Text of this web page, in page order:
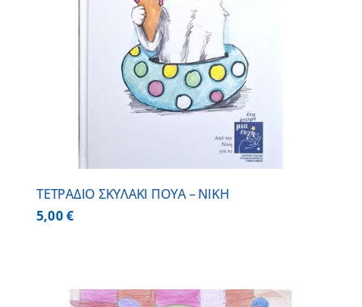
ΤΕΤΡΑΔΙΟ ΣΚΥΛΑΚΙ ΠΟΥΑ – ΝΙΚΗ
5,00€